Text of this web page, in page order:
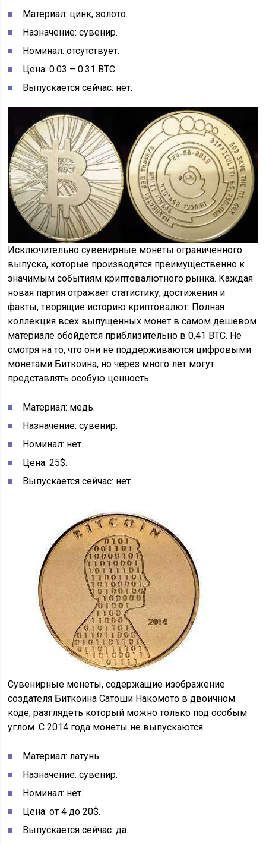
Материал: цинк, золото.
Назначение: сувенир.
Номинал: отсутствует.
Цена: 0.03 – 0.31 ВТС.
Выпускается сейчас: нет.
Исключительно сувенирные монеты ограниченного
выпуска, которые производятся преимущественно к
значимым событиям криптовалютного рынка. Каждая
новая партия отражает статистику, достижения и
факты, творящие историю криптовалют. Полная
коллекция всех выпущенных монет в самом дешевом
материале обойдется приблизительно в 0,41 ВТС. Не
смотря на то, что они не поддерживаются цифровыми
монетами Биткоина, но через много лет могут
представлять особую ценность.
Материал: медь.
Назначение: сувенир.
Номинал: нет.
Цена: 25$.
Выпускается сейчас: нет.
Сувенирные монеты, содержащие изображение
создателя Биткоина Сатоши Накомото в двоичном
коде, разглядеть который можно только под особым
углом. С 2014 года монеты не выпускаются.
Материал: латунь.
Назначение: сувенир.
Номинал: нет.
Цена: от 4 до 20$.
Выпускается сейчас: да.